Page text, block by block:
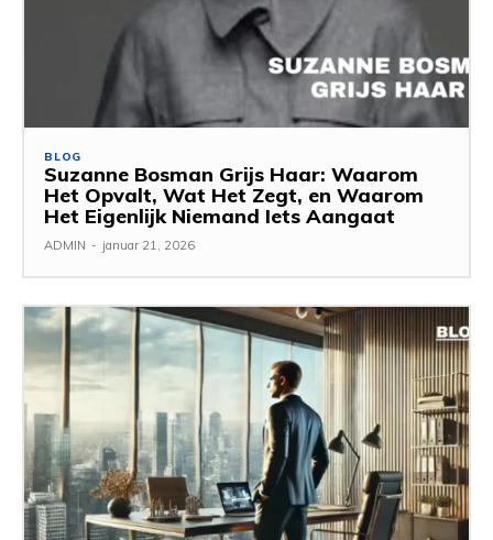
BLOG
Suzanne Bosman Grijs Haar: Waarom
Het Opvalt, Wat Het Zegt, en Waarom
Het Eigenlijk Niemand Iets Aangaat
ADMIN - januar 21, 2026